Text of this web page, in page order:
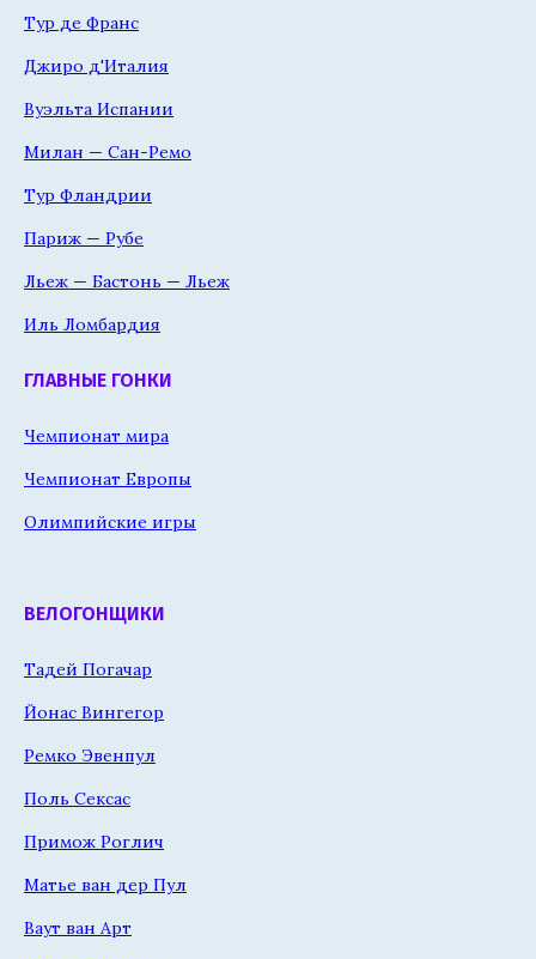
Тур де Франс
Джиро д'Италия
Вуэльта Испании
Милан — Сан-Ремо
Тур Фландрии
Париж — Рубе
Льеж — Бастонь — Льеж
Иль Ломбардия
ГЛАВНЫЕ ГОНКИ
Чемпионат мира
Чемпионат Европы
Олимпийские игры
ВЕЛОГОНЩИКИ
Тадей Погачар
Йонас Вингегор
Ремко Эвенпул
Поль Сексас
Примож Роглич
Матье ван дер Пул
Ваут ван Арт